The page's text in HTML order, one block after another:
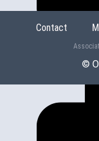
©️
Contact